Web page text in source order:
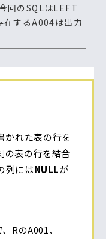
回のSQLはLEFT
在するA004は出力
かれた表の行を
の表の行を結合
列にはNULLが
RのA001、